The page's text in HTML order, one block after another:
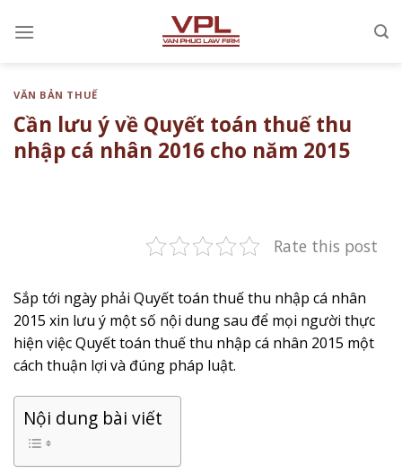
đến
VĂN BẢN THUẾ
Cần lưu ý về Quyết toán thuế thu
nhập cá nhân 2016 cho năm 2015
Rate this post
Sắp tới ngày phải Quyết toán thuế thu nhập cá nhân
2015 xin lưu ý một số nội dung sau để mọi người thực
hiện việc Quyết toán thuế thu nhập cá nhân 2015 một
cách thuận lợi và đúng pháp luật.
Nội dung bài viết